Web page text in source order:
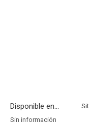
Disponible en...
Sin información